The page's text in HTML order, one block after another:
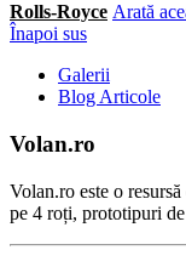
Rolls-Royce Arată
Înapoi sus
Galerii
Blog Articole
Volan.ro
Volan.ro este o
pe 4 roți, prototipuri